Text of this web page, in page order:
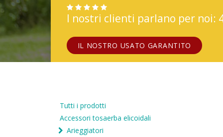
I nostri clienti parlano per noi:
IL NOSTRO USATO GARANTITO
Tutti i prodotti
Accessori tosaerba elicoidali
Arieggiatori